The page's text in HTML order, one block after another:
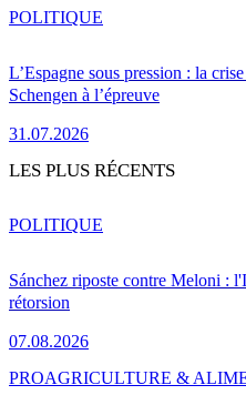
L’Espagne sous pression : la
Schengen à l’épreuve
31.07.2026
POLITIQUE
LES PLUS RÉCENTS
Sánchez riposte contre Meloni :
rétorsion
07.08.2026
POLITIQUE
PROAGRICULTURE &